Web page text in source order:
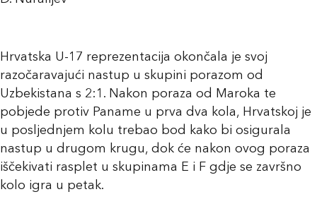
Hrvatska U-17 reprezentacija okončala je svoj
razočaravajući nastup u skupini porazom od
Uzbekistana s 2:1. Nakon poraza od Maroka te
pobjede protiv Paname u prva dva kola, Hrvatskoj je
u posljednjem kolu trebao bod kako bi osigurala
nastup u drugom krugu, dok će nakon ovog poraza
iščekivati rasplet u skupinama E i F gdje se završno
kolo igra u petak.